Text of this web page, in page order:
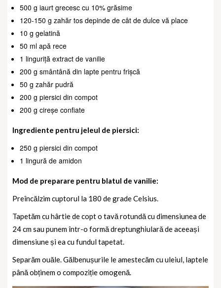
500 g iaurt grecesc cu 10% grăsime
120-150 g zahăr tos depinde de cât de dulce vă place
10 g gelatină
50 ml apă rece
1 linguriță extract de vanilie
200 g smântână din lapte pentru frișcă
50 g zahăr pudră
200 g piersici din compot
200 g cireșe confiate
Ingrediente pentru jeleul de piersici:
250 g piersici din compot
1 lingură de amidon
Mod de preparare pentru blatul de vanilie:
Preîncălzim cuptorul la 180 de grade Celsius.
Tapetăm cu hârtie de copt o tavă rotundă cu dimensiunea de
24 cm sau punem într-o formă dreptunghiulară de aceeași
dimensiune și ea cu fundul tapetat.
Separăm ouăle. Gălbenușurile le amestecăm cu uleiul, laptele
până obținem o compoziție omogenă.